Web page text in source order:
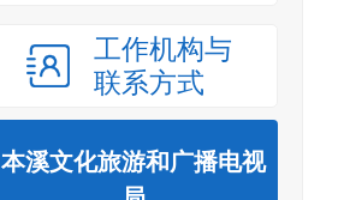
工作机构与
联系方式
本溪文化旅游和广播电视